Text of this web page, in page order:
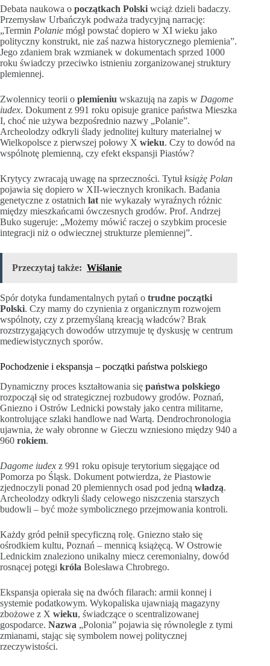
Debata naukowa o początkach Polski wciąż dzieli badaczy.
Przemysław Urbańczyk podważa tradycyjną narrację:
„Termin Polanie mógł powstać dopiero w XI wieku jako
polityczny konstrukt, nie zaś nazwa historycznego plemienia”.
Jego zdaniem brak wzmianek w dokumentach sprzed 1000
roku świadczy przeciwko istnieniu zorganizowanej struktury
plemiennej.
Zwolennicy teorii o plemieniu wskazują na zapis w Dagome
iudex. Dokument z 991 roku opisuje granice państwa Mieszka
I, choć nie używa bezpośrednio nazwy „Polanie”.
Archeolodzy odkryli ślady jednolitej kultury materialnej w
Wielkopolsce z pierwszej połowy X wieku. Czy to dowód na
wspólnotę plemienną, czy efekt ekspansji Piastów?
Krytycy zwracają uwagę na sprzeczności. Tytułksiążę Polan
pojawia się dopiero w XII-wiecznych kronikach. Badania
genetyczne z ostatnich latnie wykazały wyraźnych różnic
między mieszkańcami ówczesnych grodów. Prof. Andrzej
Buko sugeruje: „Możemy mówić raczej o szybkim procesie
integracji niż o odwiecznej strukturze plemiennej”.
Przeczytaj także: Wiślanie
Spór dotyka fundamentalnych pytań o trudne początki
Polski. Czy mamy do czynienia z organicznym rozwojem
wspólnoty, czy z przemyślaną kreacją władców? Brak
rozstrzygających dowodów utrzymuje tę dyskusję w centrum
mediewistycznych sporów.
Pochodzenie i ekspansja – początki państwa polskiego
Dynamiczny proces kształtowania się państwa polskiego
rozpoczął się od strategicznej rozbudowy grodów. Poznań,
Gniezno i Ostrów Lednicki powstały jako centra militarne,
kontrolujące szlaki handlowe nad Wartą. Dendrochronologia
ujawnia, że wały obronne w Gieczu wzniesiono między 940 a
960 rokiem.
Dagome iudex z 991 roku opisuje terytorium sięgające od
Pomorza po Śląsk. Dokument potwierdza, że Piastowie
zjednoczyli ponad 20 plemiennych osad pod jedną władzą.
Archeolodzy odkryli ślady celowego niszczenia starszych
budowli – być może symbolicznego przejmowania kontroli.
Każdy gród pełnił specyficzną rolę. Gniezno stało się
ośrodkiem kultu, Poznań – mennicą książęcą. W Ostrowie
Lednickim znaleziono unikalny miecz ceremonialny, dowód
rosnącej potęgi króla Bolesława Chrobrego.
Ekspansja opierała się na dwóch filarach: armii konnej i
systemie podatkowym. Wykopaliska ujawniają magazyny
zbożowe z X wieku, świadczące o scentralizowanej
gospodarce. Nazwa „Polonia” pojawia się równolegle z tymi
zmianami, stając się symbolem nowej politycznej
rzeczywistości.